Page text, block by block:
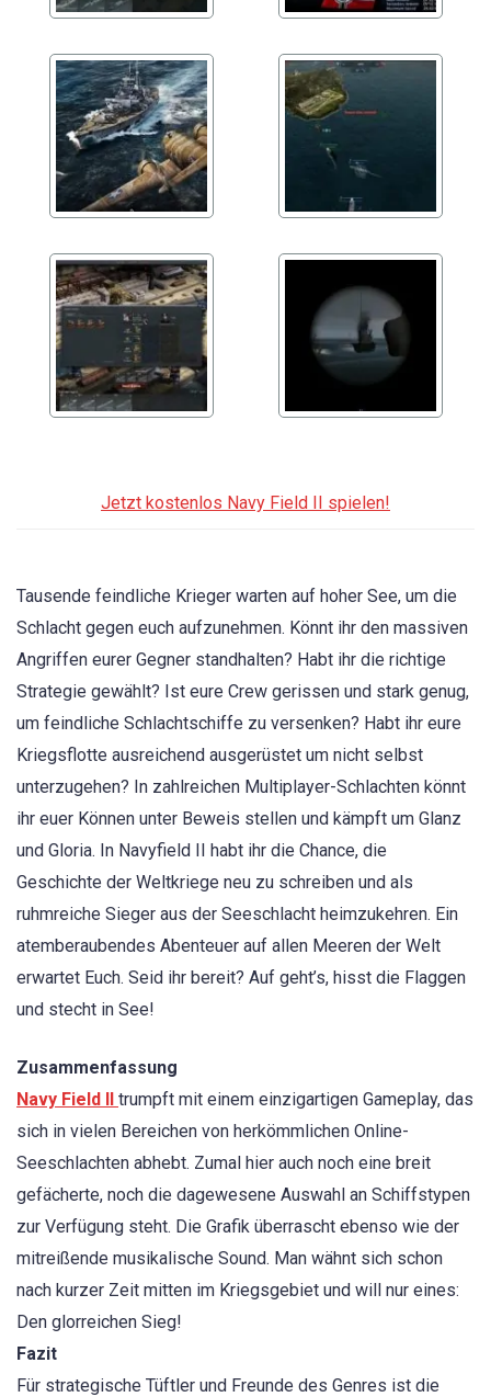
Jetzt kostenlos Navy Field II spielen!
Tausende feindliche Krieger warten auf hoher See, um die
Schlacht gegen euch aufzunehmen. Könnt ihr den massiven
Angriffen eurer Gegner standhalten? Habt ihr die richtige
Strategie gewählt? Ist eure Crew gerissen und stark genug,
um feindliche Schlachtschiffe zu versenken? Habt ihr eure
Kriegsflotte ausreichend ausgerüstet um nicht selbst
unterzugehen? In zahlreichen Multiplayer-Schlachten könnt
ihr euer Können unter Beweis stellen und kämpft um Glanz
und Gloria. In Navyfield II habt ihr die Chance, die
Geschichte der Weltkriege neu zu schreiben und als
ruhmreiche Sieger aus der Seeschlacht heimzukehren. Ein
atemberaubendes Abenteuer auf allen Meeren der Welt
erwartet Euch. Seid ihr bereit? Auf geht’s, hisst die Flaggen
und stecht in See!
Zusammenfassung
Navy Field II trumpft mit einem einzigartigen Gameplay, das
sich in vielen Bereichen von herkömmlichen Online-
Seeschlachten abhebt. Zumal hier auch noch eine breit
gefächerte, noch die dagewesene Auswahl an Schiffstypen
zur Verfügung steht. Die Grafik überrascht ebenso wie der
mitreißende musikalische Sound. Man wähnt sich schon
nach kurzer Zeit mitten im Kriegsgebiet und will nur eines:
Den glorreichen Sieg!
Fazit
Für strategische Tüftler und Freunde des Genres ist die